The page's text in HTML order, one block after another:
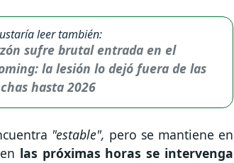
leer también:
sufre brutal entrada en el
la lesión lo dejó fuera de las
hasta 2026
"estable", pero se mantiene en
las próximas horas se intervenga